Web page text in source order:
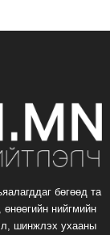
бөгөөд та
нийгмийн
шинжлэх ухааны